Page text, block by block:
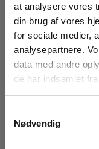
at analysere vores
din brug af vores
for sociale medier,
analysepartnere.
data med andre
de har indsamlet
Nødvendig
Batteri
Batteri:
2 x AAA Alkaline
H x B x D:
152 mm x 18 mm x